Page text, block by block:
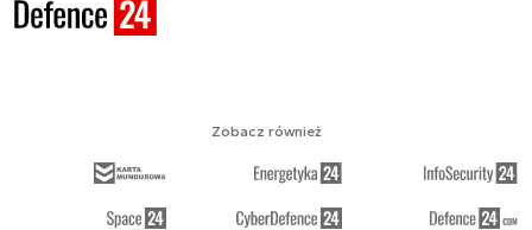
Zobacz również